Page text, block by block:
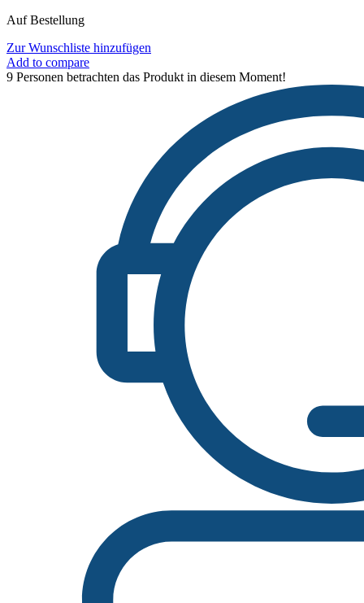
war:
Auf Bestellung
Zur Wunschliste hinzufügen
Add to compare
9 Personen betrachten das Produkt in diesem Moment!